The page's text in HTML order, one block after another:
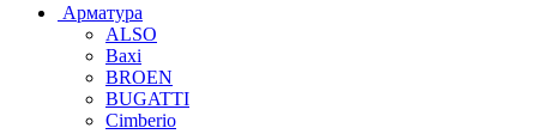
Арматура
ALSO
Baxi
BROEN
BUGATTI
Cimberio